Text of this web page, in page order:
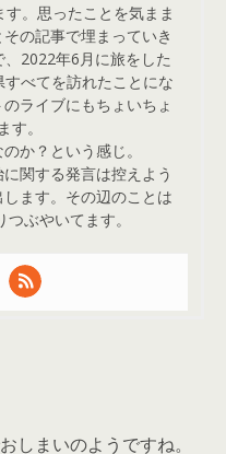
。思ったことを気まま
の記事で埋まっていき
2022年6月に旅をした
べてを訪れたことにな
ライブにもちょいちょ
す。
か？という感じ。
関する発言は控えよう
ます。その辺のことは
ぶやいてます。
しまいのようですね。